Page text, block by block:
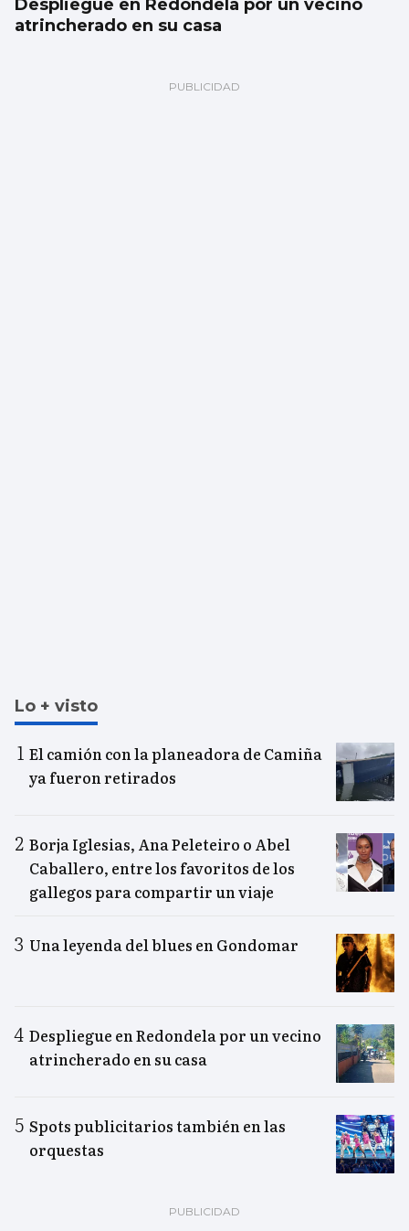
Despliegue en Redondela por un vecino
atrincherado en su casa
Lo + visto
El camión con la planeadora de Camiña
ya fueron retirados
Borja Iglesias, Ana Peleteiro o Abel
Caballero, entre los favoritos de los
gallegos para compartir un viaje
Una leyenda del blues en Gondomar
Despliegue en Redondela por un vecino
atrincherado en su casa
Spots publicitarios también en las
orquestas